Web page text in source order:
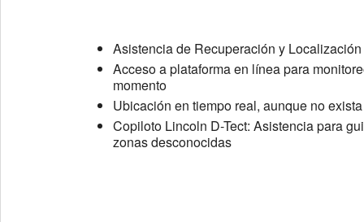
Asistencia de Recuperación y
Acceso a plataforma en línea para
momento
Ubicación en tiempo real, aunque no
Copiloto Lincoln D-Tect: Asistencia para
zonas desconocidas